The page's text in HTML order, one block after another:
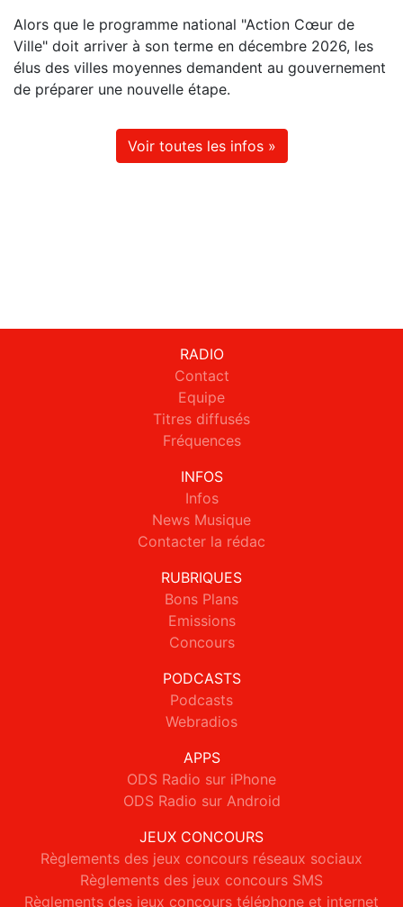
Alors que le programme national "Action Cœur de
Ville" doit arriver à son terme en décembre 2026, les
élus des villes moyennes demandent au gouvernement
de préparer une nouvelle étape.
Voir toutes les infos »
RADIO
Contact
Equipe
Titres diffusés
Fréquences
INFOS
Infos
News Musique
Contacter la rédac
RUBRIQUES
Bons Plans
Emissions
Concours
PODCASTS
Podcasts
Webradios
APPS
ODS Radio sur iPhone
ODS Radio sur Android
JEUX CONCOURS
Règlements des jeux concours réseaux sociaux
Règlements des jeux concours SMS
Règlements des jeux concours téléphone et internet